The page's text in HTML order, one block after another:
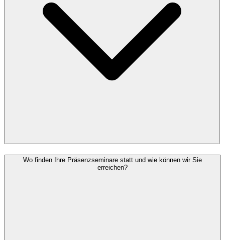
Wo finden Ihre Präsenzseminare statt und wie können wir Sie
erreichen?